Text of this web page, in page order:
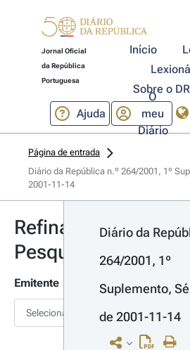
Jornal Oficial
da República
Portuguesa
Início
Sobre o DR
Ajuda
O
meu
Diário
Página de entrada
Diário da República n.º 264/2001, 1º
2001-11-14
Refinar
Pesquisa
Emitente
Selecionar
Diário da
264/2001, 1º
Suplemento,
de 2001-11-14